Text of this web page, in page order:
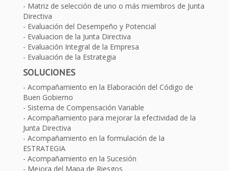
Matriz de selección de uno o más miembros de Junta
Directiva
Evaluación del Desempeño y Potencial
Evaluacion de la Junta Directiva
Evaluación Integral de la Empresa
Evaluación de la Estrategia
SOLUCIONES
Acompañamiento en la Elaboración del Código de
Buen Gobierno
Sistema de Compensación Variable
Acompañamiento para mejorar la efectividad de la
Junta Directiva
Acompañamiento en la formulación de la
ESTRATEGIA
Acompañamiento en la Sucesión
Mejora del Mapa de Riesgos